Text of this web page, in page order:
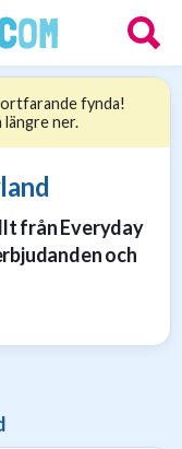
fynda!
längre ner.
från Everyday
och